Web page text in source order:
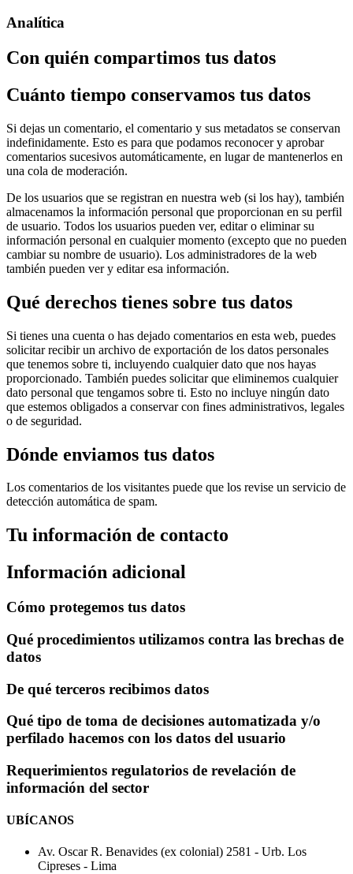
Analítica
Con quién compartimos tus datos
Cuánto tiempo conservamos tus datos
Si dejas un comentario, el comentario y sus metadatos se conservan
indefinidamente. Esto es para que podamos reconocer y aprobar
comentarios sucesivos automáticamente, en lugar de mantenerlos en
una cola de moderación.
De los usuarios que se registran en nuestra web (si los hay), también
almacenamos la información personal que proporcionan en su perfil
de usuario. Todos los usuarios pueden ver, editar o eliminar su
información personal en cualquier momento (excepto que no pueden
cambiar su nombre de usuario). Los administradores de la web
también pueden ver y editar esa información.
Qué derechos tienes sobre tus datos
Si tienes una cuenta o has dejado comentarios en esta web, puedes
solicitar recibir un archivo de exportación de los datos personales
que tenemos sobre ti, incluyendo cualquier dato que nos hayas
proporcionado. También puedes solicitar que eliminemos cualquier
dato personal que tengamos sobre ti. Esto no incluye ningún dato
que estemos obligados a conservar con fines administrativos, legales
o de seguridad.
Dónde enviamos tus datos
Los comentarios de los visitantes puede que los revise un servicio de
detección automática de spam.
Tu información de contacto
Información adicional
Cómo protegemos tus datos
Qué procedimientos utilizamos contra las brechas de
datos
De qué terceros recibimos datos
Qué tipo de toma de decisiones automatizada y/o
perfilado hacemos con los datos del usuario
Requerimientos regulatorios de revelación de
información del sector
UBÍCANOS
Av. Oscar R. Benavides (ex colonial) 2581 - Urb. Los
Cipreses - Lima